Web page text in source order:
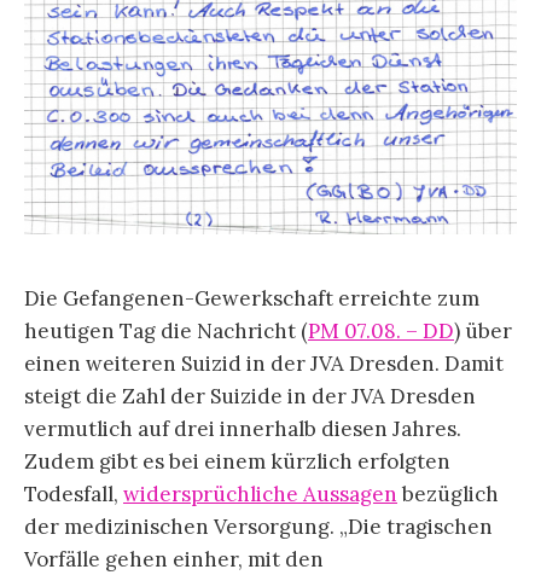
Die Gefangenen-Gewerkschaft erreichte zum
heutigen Tag die Nachricht (PM 07.08. – DD) über
einen weiteren Suizid in der JVA Dresden. Damit
steigt die Zahl der Suizide in der JVA Dresden
vermutlich auf drei innerhalb diesen Jahres.
Zudem gibt es bei einem kürzlich erfolgten
Todesfall, widersprüchliche Aussagen bezüglich
der medizinischen Versorgung. „Die tragischen
Vorfälle gehen einher, mit den